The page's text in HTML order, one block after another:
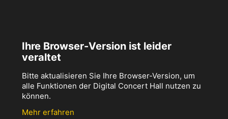
Ihre Browser-Version ist leider
veraltet
Bitte aktualisieren Sie Ihre Browser-Version, um
alle Funktionen der Digital Concert Hall nutzen zu
können.
Mehr erfahren